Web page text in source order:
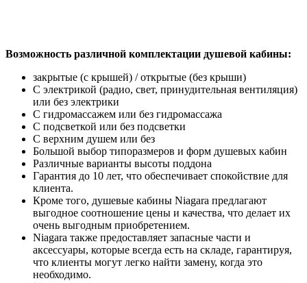
Возможность различной комплектации душевой кабины:
закрытые (с крышей) / открытые (без крыши)
С электрикой (радио, свет, принудительная вентиляция)
или без электрики
С гидромассажем или без гидромассажа
С подсветкой или без подсветки
С верхним душем или без
Большой выбор типоразмеров и форм душевых кабин
Различные варианты высоты поддона
Гарантия до 10 лет, что обеспечивает спокойствие для
клиента.
Кроме того, душевые кабины Niagara предлагают
выгодное соотношение цены и качества, что делает их
очень выгодным приобретением.
Niagara также предоставляет запасные части и
аксессуары, которые всегда есть на складе, гарантируя,
что клиенты могут легко найти замену, когда это
необходимо.